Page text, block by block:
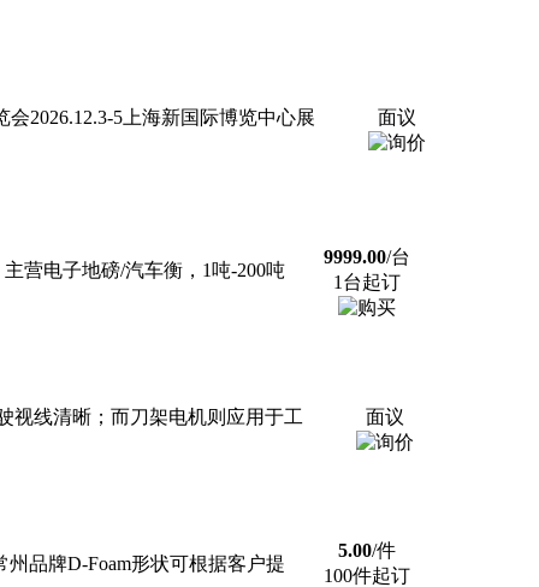
2026.12.3-5上海新国际博览中心展 面议
营电子地磅/汽车衡，1吨-200吨
9999.00/台
1台起订
线清晰；而刀架电机则应用于工 面议
品牌D-Foam形状可根据客户提
5.00/件
100件起订